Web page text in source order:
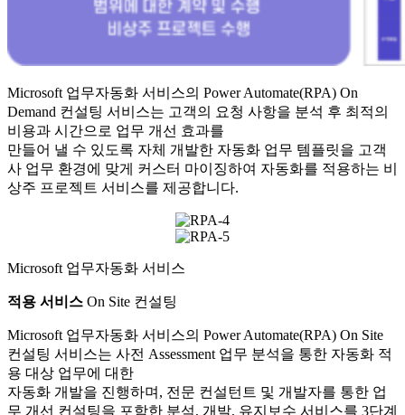
Microsoft 업무자동화 서비스의 Power Automate(RPA) On
Demand 컨설팅 서비스는 고객의 요청 사항을 분석 후 최적의
비용과 시간으로 업무 개선 효과를
만들어 낼 수 있도록 자체 개발한 자동화 업무 템플릿을 고객
사 업무 환경에 맞게 커스터 마이징하여 자동화를 적용하는 비
상주 프로젝트 서비스를 제공합니다.
Microsoft 업무자동화 서비스
적용 서비스 On Site 컨설팅
Microsoft 업무자동화 서비스의 Power Automate(RPA) On Site
컨설팅 서비스는 사전 Assessment 업무 분석을 통한 자동화 적
용 대상 업무에 대한
자동화 개발을 진행하며, 전문 컨설턴트 및 개발자를 통한 업
무 개선 컨설팅을 포함한 분석, 개발, 유지보수 서비스를 3단계